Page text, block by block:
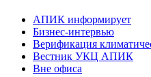
АПИК информирует
Бизнес-интервью
Верификация
Вестник УКЦ АПИК
Вне офиса